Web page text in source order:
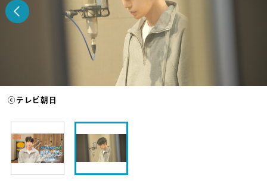
ⓒテレビ朝日